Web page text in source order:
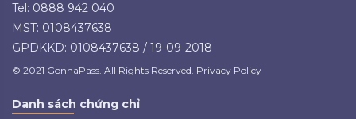
Tel: 0888 942 040
MST: 0108437638
GPDKKD: 0108437638 / 19-09-2018
© 2021 GonnaPass. All Rights Reserved. Privacy Policy
Danh sách chứng chỉ